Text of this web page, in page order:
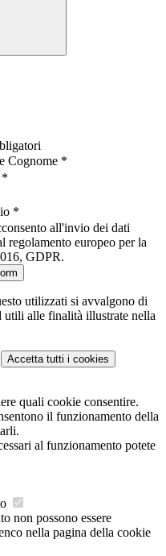
Cognome *
*
*
all'invio dei dati
regolamento europeo per la
GDPR.
utilizzati si avvalgono di
utili alle finalità illustrate nella
Accetta tutti i cookies
quali cookie consentire.
il funzionamento della
al funzionamento potete
non possono essere
nella pagina della cookie